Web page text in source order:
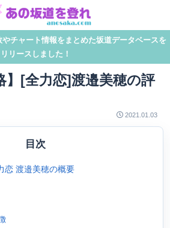
チャート情報をまとめた坂道データベースを
リリースしました！
】[全力恋]渡邉美穂の評
2021.01.03
目次
恋 渡邉美穂の概要